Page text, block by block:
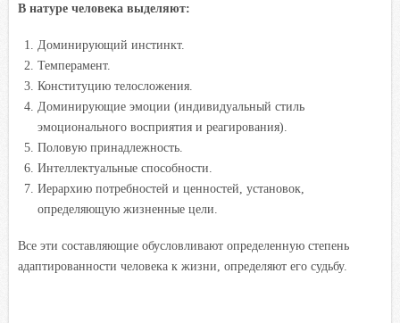
В натуре человека выделяют:
Доминирующий инстинкт.
Темперамент.
Конституцию телосложения.
Доминирующие эмоции (индивидуальный стиль
эмоционального восприятия и реагирования).
Половую принадлежность.
Интеллектуальные способности.
Иерархию потребностей и ценностей, установок,
определяющую жизненные цели.
Все эти составляющие обусловливают определенную степень
адаптированности человека к жизни, определяют его судьбу.